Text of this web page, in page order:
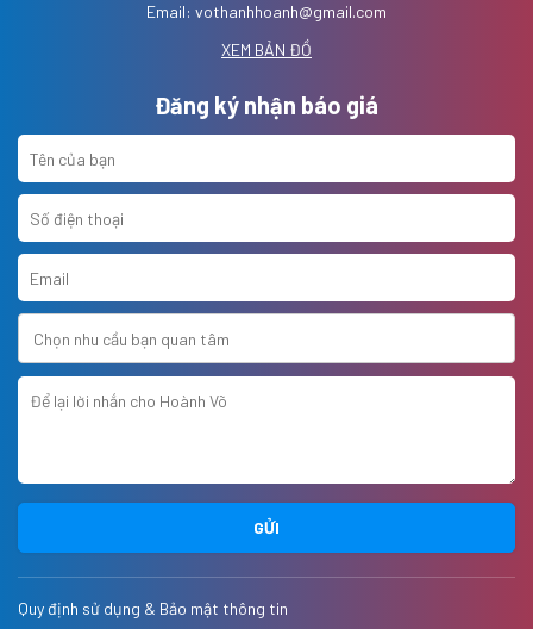
Email: vothanhhoanh@gmail.com
XEM BẢN ĐỒ
Đăng ký nhận báo giá
GỬI
Quy định sử dụng & Bảo mật thông tin